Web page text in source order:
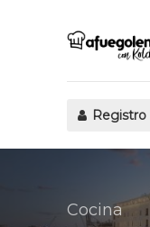
Registro
Cocina